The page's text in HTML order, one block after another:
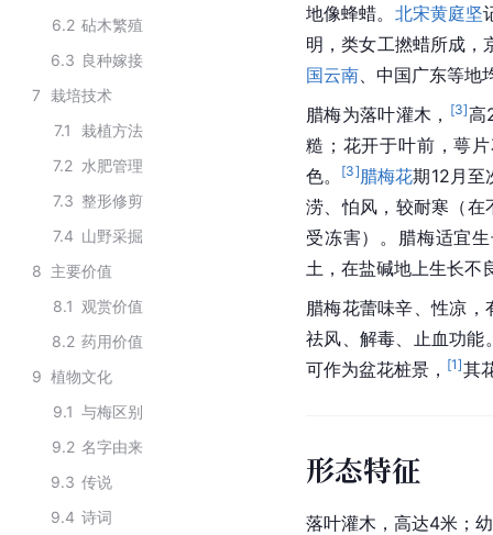
6.2 砧木繁殖
6.3 良种嫁接
7 栽培技术
7.1
栽植方法
7.2 水肥管理
7.3 整形修剪
7.4 山野采掘
8 主要价值
8.1 观赏价值
8.2 药用价值
9 植物文化
9.1 与梅区别
9.2 名字由来
9.3 传说
9.4 诗词
地像蜂蜡。 北宋黄庭坚
明，类女工撚蜡所成，
国云南 、中国广东等地
腊梅为落叶灌木， [3]高
糙；花开于叶前，萼
色。 [3] 腊梅花期12月至
涝、怕风，较耐寒（在
受冻害）。
腊梅适宜
土 ，在盐碱地 上生长不
腊梅花蕾味辛、性凉
祛风、解毒、止血功能
可作为盆花桩景， [1]其
形态特征
落叶灌木，高达4米；